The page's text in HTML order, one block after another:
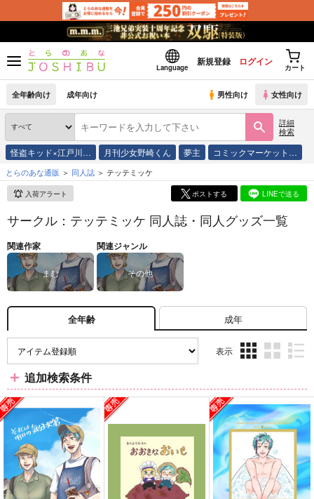
Language
新規登録 ログイン
カート
全年齢向け 成年向け 男性向け 女性向け
詳細
検索
怪盗キッド×江戸川… 月刊少女野崎くん 夢主 コミックマーケット…
とらのあな通販 同人誌 テッテミッケ
入荷アラート ポストする LINEで送る
サークル：テッテミッケ 同人誌・同人グッズ一覧
関連作家
まむ
関連ジャンル
その他
全年齢 成年
表示
ム
表
示
ム
表
示
ム
表
示
追加検索条件